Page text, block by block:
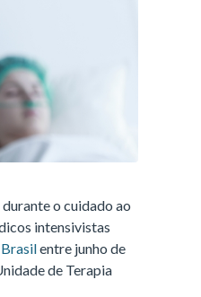
o cuidado ao
intensivistas
entre junho de
de Terapia